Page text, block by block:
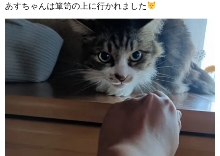
あすちゃんは箪笥の上に行かれました